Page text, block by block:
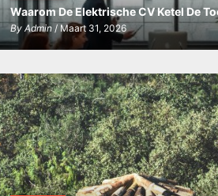
Waarom De Elektrische CV Ketel De
By Admin/ Maart 31, 2026